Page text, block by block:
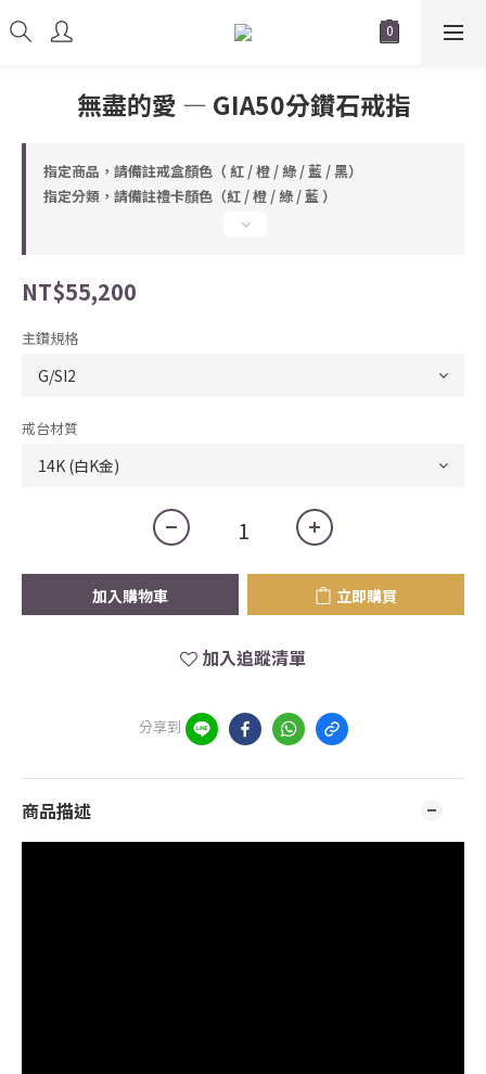
無盡的愛 — GIA50分鑽石戒指
指定商品，請備註戒盒顏色（ 紅 / 橙 / 綠 / 藍 / 黑）
指定分類，請備註禮卡顏色（紅 / 橙 / 綠 / 藍 ）
NT$55,200
主鑽規格
戒台材質
加入購物車 立即購買
加入追蹤清單
分享到
商品描述